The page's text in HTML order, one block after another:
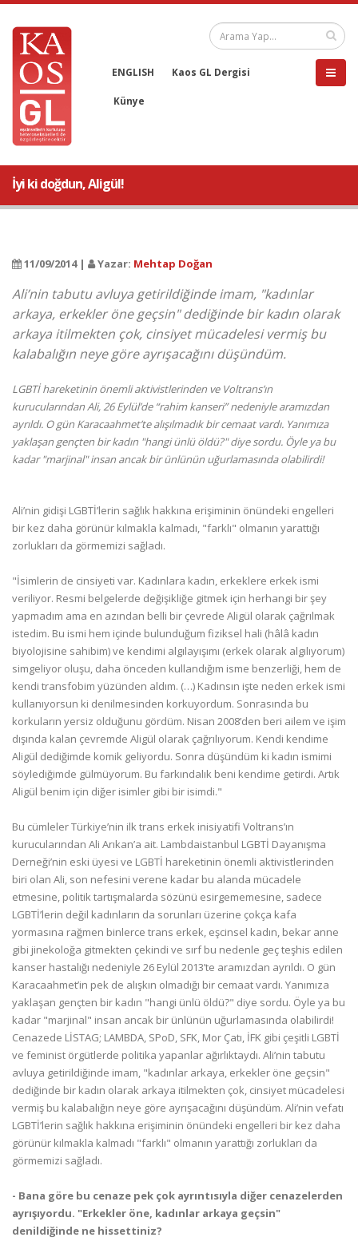
ENGLISH Kaos GL Dergisi
Künye
İyi ki doğdun, Aligül!
11/09/2014 | Yazar: Mehtap Doğan
Ali’nin tabutu avluya getirildiğinde imam, "kadınlar
arkaya, erkekler öne geçsin" dediğinde bir kadın olarak
arkaya itilmekten çok, cinsiyet mücadelesi vermiş bu
kalabalığın neye göre ayrışacağını düşündüm.
LGBTİ hareketinin önemli aktivistlerinden ve Voltrans’ın
kurucularından Ali, 26 Eylül’de “rahim kanseri” nedeniyle aramızdan
ayrıldı. O gün Karacaahmet’te alışılmadık bir cemaat vardı. Yanımıza
yaklaşan gençten bir kadın "hangi ünlü öldü?" diye sordu. Öyle ya bu
kadar "marjinal" insan ancak bir ünlünün uğurlamasında olabilirdi!
Ali’nin gidişi LGBTİ’lerin sağlık hakkına erişiminin önündeki engelleri
bir kez daha görünür kılmakla kalmadı, "farklı" olmanın yarattığı
zorlukları da görmemizi sağladı.
"İsimlerin de cinsiyeti var. Kadınlara kadın, erkeklere erkek ismi
veriliyor. Resmi belgelerde değişikliğe gitmek için herhangi bir şey
yapmadım ama en azından belli bir çevrede Aligül olarak çağrılmak
istedim. Bu ismi hem içinde bulunduğum fiziksel hali (hâlâ kadın
biyolojisine sahibim) ve kendimi algılayışımı (erkek olarak algılıyorum)
simgeliyor oluşu, daha önceden kullandığım isme benzerliği, hem de
kendi transfobim yüzünden aldım. (…) Kadınsın işte neden erkek ismi
kullanıyorsun ki denilmesinden korkuyordum. Sonrasında bu
korkuların yersiz olduğunu gördüm. Nisan 2008’den beri ailem ve işim
dışında kalan çevremde Aligül olarak çağrılıyorum. Kendi kendime
Aligül dediğimde komik geliyordu. Sonra düşündüm ki kadın ismimi
söylediğimde gülmüyorum. Bu farkındalık beni kendime getirdi. Artık
Aligül benim için diğer isimler gibi bir isimdi."
Bu cümleler Türkiye’nin ilk trans erkek inisiyatifi Voltrans’ın
kurucularından Ali Arıkan’a ait. Lambdaistanbul LGBTİ Dayanışma
Derneği’nin eski üyesi ve LGBTİ hareketinin önemli aktivistlerinden
biri olan Ali, son nefesini verene kadar bu alanda mücadele
etmesine, politik tartışmalarda sözünü esirgememesine, sadece
LGBTİ’lerin değil kadınların da sorunları üzerine çokça kafa
yormasına rağmen binlerce trans erkek, eşcinsel kadın, bekar anne
gibi jinekoloğa gitmekten çekindi ve sırf bu nedenle geç teşhis edilen
kanser hastalığı nedeniyle 26 Eylül 2013’te aramızdan ayrıldı. O gün
Karacaahmet’in pek de alışkın olmadığı bir cemaat vardı. Yanımıza
yaklaşan gençten bir kadın "hangi ünlü öldü?" diye sordu. Öyle ya bu
kadar "marjinal" insan ancak bir ünlünün uğurlamasında olabilirdi!
Cenazede LİSTAG; LAMBDA, SPoD, SFK, Mor Çatı, İFK gibi çeşitli LGBTİ
ve feminist örgütlerde politika yapanlar ağırlıktaydı. Ali’nin tabutu
avluya getirildiğinde imam, "kadınlar arkaya, erkekler öne geçsin"
dediğinde bir kadın olarak arkaya itilmekten çok, cinsiyet mücadelesi
vermiş bu kalabalığın neye göre ayrışacağını düşündüm. Ali’nin vefatı
LGBTİ’lerin sağlık hakkına erişiminin önündeki engelleri bir kez daha
görünür kılmakla kalmadı "farklı" olmanın yarattığı zorlukları da
görmemizi sağladı.
- Bana göre bu cenaze pek çok ayrıntısıyla diğer cenazelerden
ayrışıyordu. "Erkekler öne, kadınlar arkaya geçsin"
denildiğinde ne hissettiniz?